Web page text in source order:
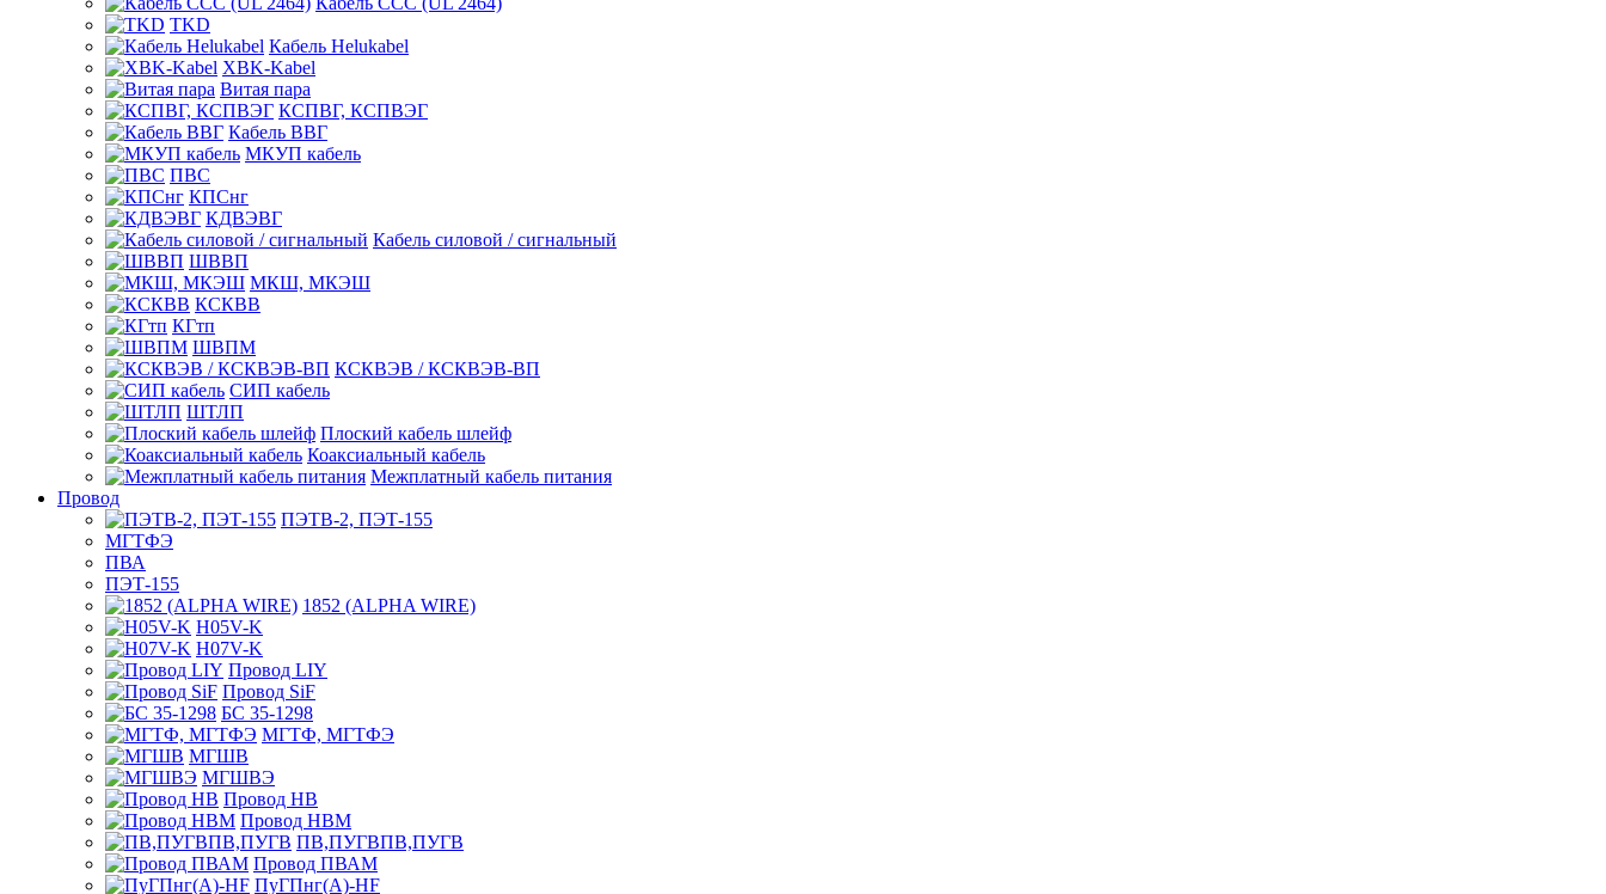
TKD
Кабель Helukabel
XBK-Kabel
Витая пара
КСПВГ, КСПВЭГ
Кабель ВВГ
МКУП кабель
ПВС
КПСнг
КДВЭВГ
Кабель силовой / сигнальный
ШВВП
МКШ, МКЭШ
КСКВВ
КГтп
ШВПМ
КСКВЭВ / КСКВЭВ-ВП
СИП кабель
ШТЛП
Плоский кабель шлейф
Коаксиальный кабель
Межплатный кабель питания
Провод
ПЭТВ-2, ПЭТ-155
МГТФЭ
ПВА
ПЭТ-155
1852 (ALPHA WIRE)
H05V-K
H07V-K
Провод LIY
Провод SiF
БС 35-1298
МГТФ, МГТФЭ
МГШВ
МГШВЭ
Провод НВ
Провод НВМ
ПВ,ПУГВПВ,ПУГВ
Провод ПВАМ
ПуГПнг(A)-HF